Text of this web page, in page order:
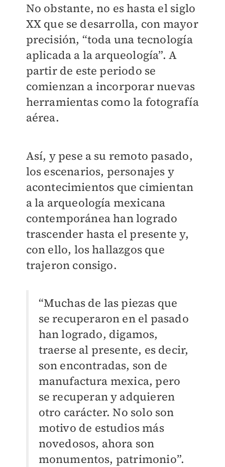
No obstante, no es hasta el siglo
XX que se desarrolla, con mayor
precisión, “toda una tecnología
aplicada a la arqueología”. A
partir de este periodo se
comienzan a incorporar nuevas
herramientas como la fotografía
aérea.
Así, y pese a su remoto pasado,
los escenarios, personajes y
acontecimientos que cimientan
a la arqueología mexicana
contemporánea han logrado
trascender hasta el presente y,
con ello, los hallazgos que
trajeron consigo.
“Muchas de las piezas que
se recuperaron en el pasado
han logrado, digamos,
traerse al presente, es decir,
son encontradas, son de
manufactura mexica, pero
se recuperan y adquieren
otro carácter. No solo son
motivo de estudios más
novedosos, ahora son
monumentos, patrimonio”.